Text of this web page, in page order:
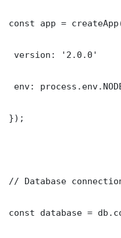
const app =
version: '2.0.0'
env:
});
// Database
const database =